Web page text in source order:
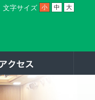
文字サイズ 小 中 大